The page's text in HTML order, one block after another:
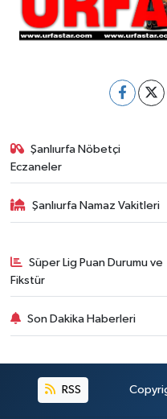
Şanlıurfa Nöbetçi
Eczaneler
Şanlıurfa Namaz Vakitleri
Süper Lig Puan Durumu ve
Fikstür
Son Dakika Haberleri
RSS